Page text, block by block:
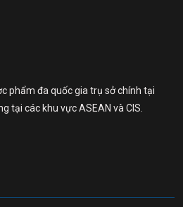
phẩm đa quốc gia trụ sở chính tại
tại các khu vực ASEAN và CIS.